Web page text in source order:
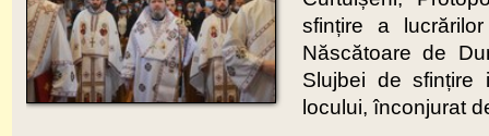
sfințire a
Născătoare de
Slujbei de sfințire
locului, înconjurat